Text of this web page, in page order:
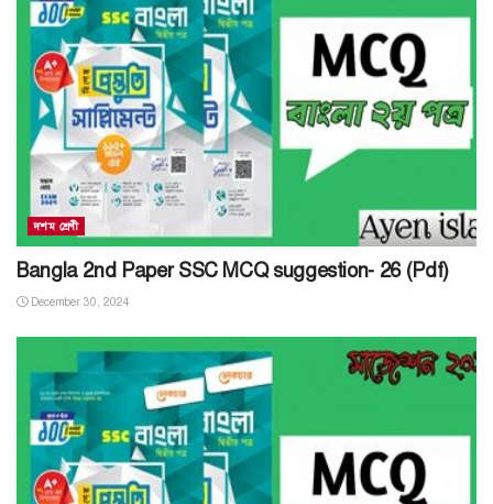
দশম শ্রেণী
Bangla 2nd Paper SSC MCQ suggestion- 26 (Pdf)
December 30, 2024